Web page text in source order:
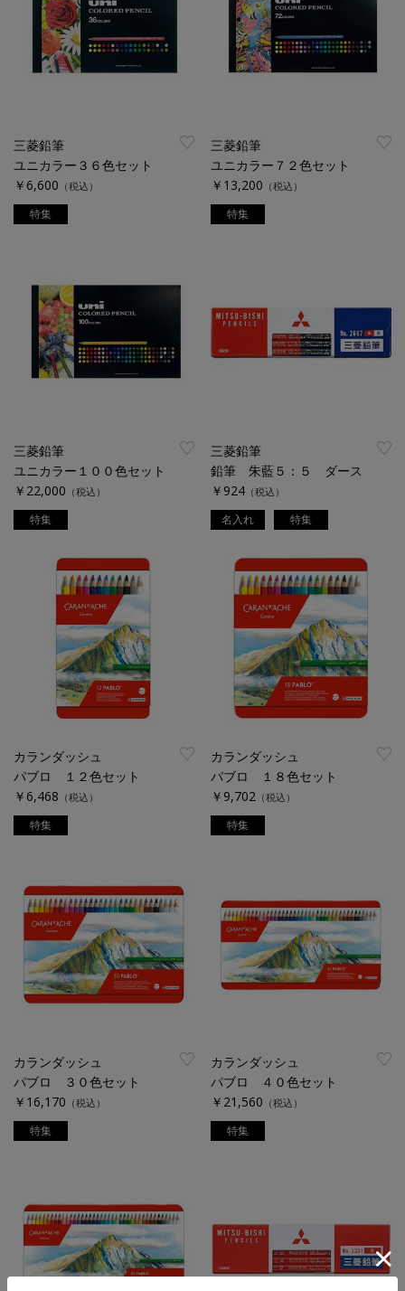
三菱鉛筆
ユニカラー３６色セット
￥6,600 （税込）
特集
三菱鉛筆
ユニカラー７２色セット
￥13,200 （税込）
特集
三菱鉛筆
ユニカラー１００色セット
￥22,000 （税込）
特集
三菱鉛筆
鉛筆 朱藍５：５ ダース
￥924 （税込）
名入れ 特集
カランダッシュ
パブロ １２色セット
￥6,468 （税込）
特集
カランダッシュ
パブロ １８色セット
￥9,702 （税込）
特集
カランダッシュ
パブロ ３０色セット
￥16,170 （税込）
特集
カランダッシュ
パブロ ４０色セット
￥21,560 （税込）
特集